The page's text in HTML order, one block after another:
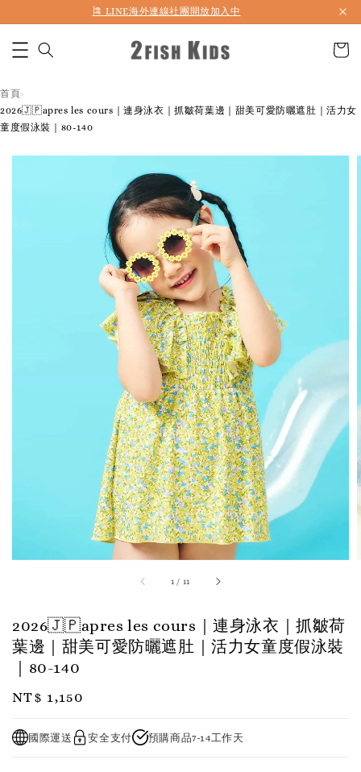
首購折50 ｜ 滿1,500 免運 ｜ 滿2,900 折140 ｜ 3%購物金
首頁›
2026🇯🇵apres les cours｜連身泳衣｜抓皺荷葉邊｜甜美可愛防曬遮肚｜活力女
童度假泳裝｜80-140
1 / 11
2026🇯🇵apres les cours｜連身泳衣｜抓皺荷
葉邊｜甜美可愛防曬遮肚｜活力女童度假泳裝
｜80-140
Regular
NT$ 1,150
國際運送 安全支付 預購商品7-14工作天